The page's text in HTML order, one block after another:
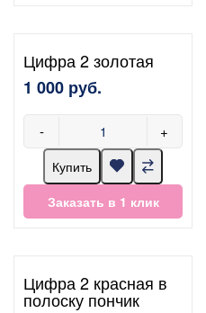
Цифра 2 золотая
1 000 руб.
- +
Купить
Заказать в 1 клик
Цифра 2 красная в
полоску пончик